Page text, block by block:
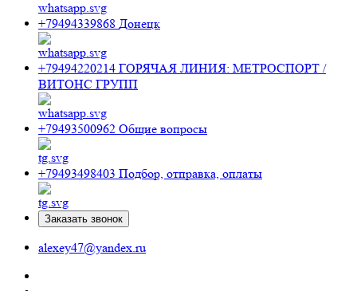
+79494339868 Донецк
+79494220214 ГОРЯЧАЯ ЛИНИЯ: МЕТРОСПОРТ /
ВИТОНС ГРУПП
+79493500962 Общие вопросы
+79493498403 Подбор, отправка, оплаты
Заказать звонок
alexey47@yandex.ru